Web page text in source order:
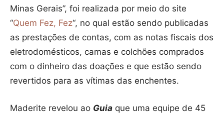
Minas Gerais”, foi realizada por meio do site
“Quem Fez, Fez“, no qual estão sendo publicadas
as prestações de contas, com as notas fiscais dos
eletrodomésticos, camas e colchões comprados
com o dinheiro das doações e que estão sendo
revertidos para as vítimas das enchentes.
Maderite revelou ao Guia que uma equipe de 45